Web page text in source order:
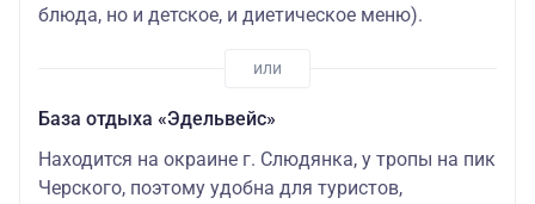
блюда, но и детское, и диетическое меню).
База отдыха «Эдельвейс»
Находится на окраине г. Слюдянка, у тропы на пик
Черского, поэтому удобна для туристов,